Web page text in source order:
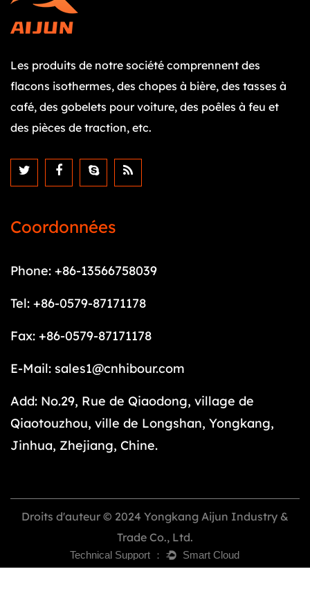
Les produits de notre société comprennent des
flacons isothermes, des chopes à bière, des tasses à
café, des gobelets pour voiture, des poêles à feu et
des pièces de traction, etc.
Coordonnées
Phone: +86-13566758039
Tel: +86-0579-87171178
Fax: +86-0579-87171178
E-Mail: sales1@cnhibour.com
Add: No.29, Rue de Qiaodong, village de
Qiaotouzhou, ville de Longshan, Yongkang,
Jinhua, Zhejiang, Chine.
Droits d'auteur © 2024 Yongkang Aijun Industry &
Trade Co., Ltd.